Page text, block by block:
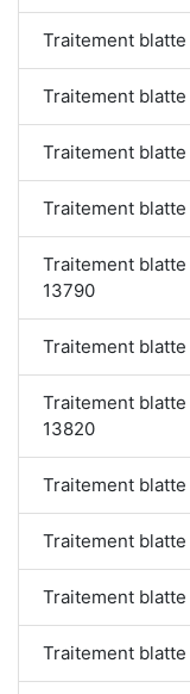
Traitement
Traitement
Traitement
Traitement
Traitement
13790
Traitement
Traitement
13820
Traitement
Traitement
Traitement
Traitement